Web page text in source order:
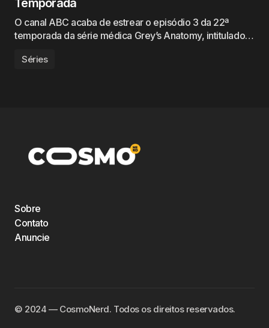
Temporada
O canal ABC acaba de estrear o episódio 3 da 22ª
temporada da série médica Grey’s Anatomy, intitulado…
Séries
Sobre
Contato
Anuncie
©️ 2024 — CosmoNerd. Todos os direitos reservados.